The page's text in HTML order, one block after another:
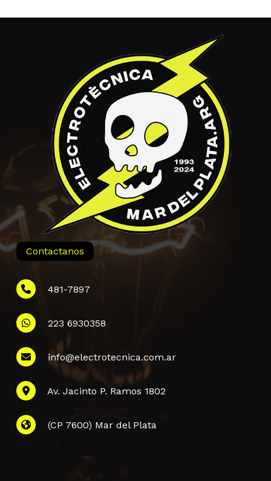
Contactanos
481-7897
223 6930358
info@electrotecnica.com.ar
Av. Jacinto P. Ramos 1802
(CP 7600) Mar del Plata
Información
QUIENES SOMOS
POLÍTICA DE PRIVACIDAD
PREGUNTAS FRECUENTES
CONTACTANOS